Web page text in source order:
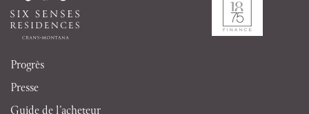
Progrès
Presse